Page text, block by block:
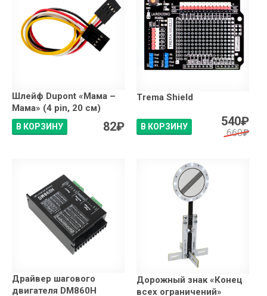
Шлейф Dupont «Мама –
Мама» (4 pin, 20 см)
В КОРЗИНУ 82₽
Trema Shield
В КОРЗИНУ 540₽
660₽
Драйвер шагового
двигателя DM860H
Дорожный знак «Конец
всех ограничений»